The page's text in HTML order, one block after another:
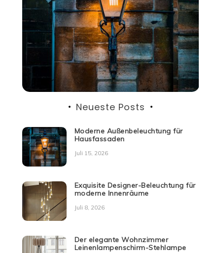
Neueste Posts
Moderne Außenbeleuchtung für
Hausfassaden
Juli 15, 2026
Exquisite Designer-Beleuchtung für
moderne Innenräume
Juli 8, 2026
Der elegante Wohnzimmer
Leinenlampenschirm-Stehlampe